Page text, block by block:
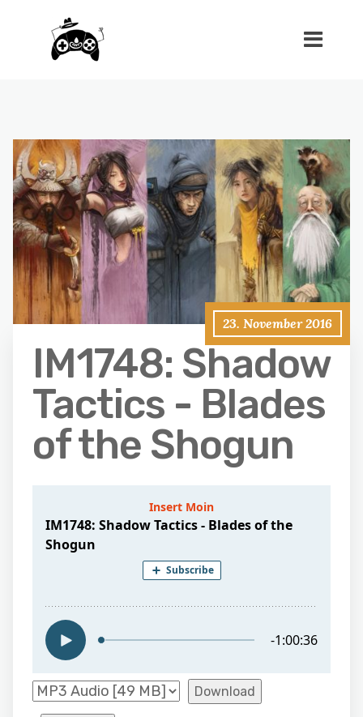
23. November 2016
IM1748: Shadow
Tactics - Blades
of the Shogun
Download